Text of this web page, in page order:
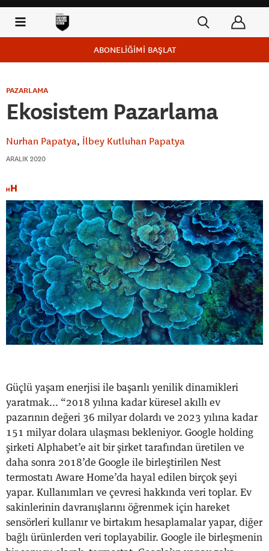
ABONELİĞİMİ BAŞLAT
PAZARLAMA
Ekosistem Pazarlama
Nurhan Papatya İlbey Kutluhan Papatya
ARALIK 2020
Güçlü yaşam enerjisi ile başarılı yenilik dinamikleri
yaratmak... “2018 yılına kadar küresel akıllı ev
pazarının değeri 36 milyar dolardı ve 2023 yılına kadar
151 milyar dolara ulaşması bekleniyor. Google holding
şirketi Alphabet’e ait bir şirket tarafından üretilen ve
daha sonra 2018’de Google ile birleştirilen Nest
termostatı Aware Home’da hayal edilen birçok şeyi
yapar. Kullanımları ve çevresi hakkında veri toplar. Ev
sakinlerinin davranışlarını öğrenmek için hareket
sensörleri kullanır ve birtakım hesaplamalar yapar, diğer
bağlı ürünlerden veri toplayabilir. Google ile birleşmenin